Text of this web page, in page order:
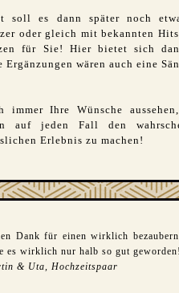
soll es dann später noch
oder gleich mit bekannten
für Sie! Hier bietet sich
Ergänzungen wären auch eine
immer Ihre Wünsche
auf jeden Fall den
Erlebnis zu machen!
Dank für einen wirklich
es wirklich nur halb so gut
& Uta, Hochzeitspaar